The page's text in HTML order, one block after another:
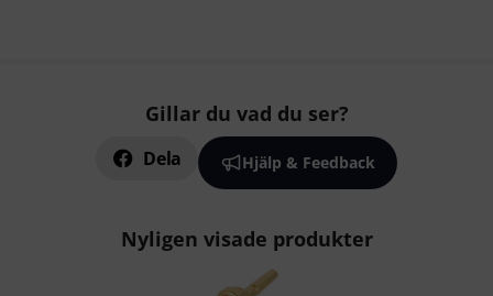
Gillar du vad du ser?
Dela Hjälp & Feedback
Nyligen visade produkter